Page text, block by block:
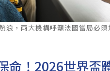
浪，兩大機構呼籲法國當局必
命！2026世界